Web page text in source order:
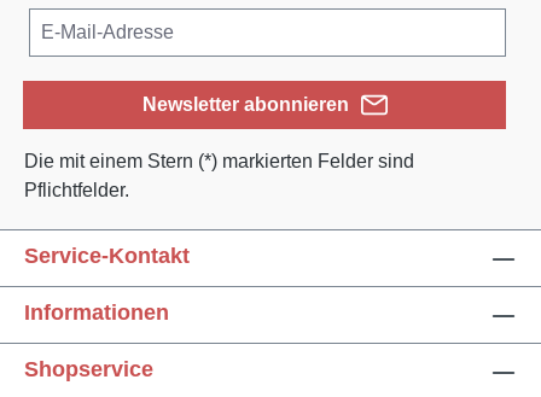
Newsletter abonnieren
Die mit einem Stern (*) markierten Felder sind
Pflichtfelder.
Service-Kontakt
Informationen
Shopservice
Text vergrößern